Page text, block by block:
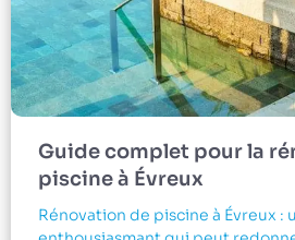
Guide complet pour la
piscine à Évreux
Rénovation de piscine à Évreux :